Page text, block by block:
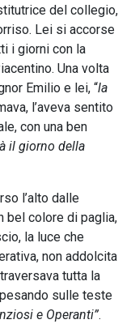
del collegio,
Lei si accorse
i giorni con la
Una volta
Emilio e lei, “la
l’aveva sentito
con una ben
il giorno della
l’alto dalle
bel colore di paglia,
la luce che
non addolcita
tutta la
sulle teste
e Operanti”.